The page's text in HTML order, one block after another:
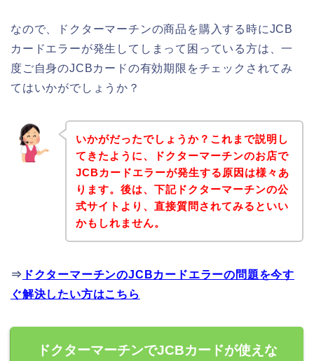
なので、ドクターマーチンの商品を購入する時にJCB
カードエラーが発生してしまって困っている方は、一
度ご自身のJCBカードの有効期限をチェックされてみ
てはいかがでしょうか？
いかがだったでしょうか？これまで説明し
てきたように、ドクターマーチンのお店で
JCBカードエラーが発生する原因は様々あ
ります。後は、下記ドクターマーチンの公
式サイトより、直接質問されてみるといい
かもしれません。
⇒ ドクターマーチンのJCBカードエラーの問題を今す
ぐ解決したい方はこちら
ドクターマーチンでJCBカードが使えな